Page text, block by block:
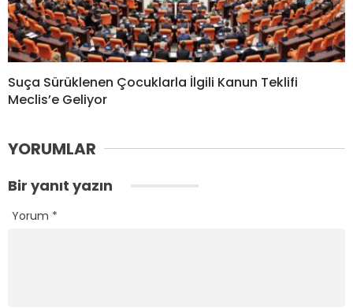
Suça Sürüklenen Çocuklarla İlgili Kanun Teklifi
Meclis’e Geliyor
YORUMLAR
Bir yanıt yazın
Yorum *